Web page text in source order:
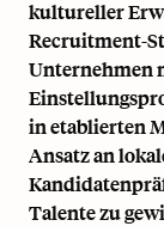
kultureller
Recruitment-
Unternehmen
in etablierten
Ansatz an
Talente zu